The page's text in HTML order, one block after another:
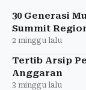
edukasi
30 Generasi
Summit
2 minggu lalu
Tertib Arsip
Anggaran
3 minggu lalu